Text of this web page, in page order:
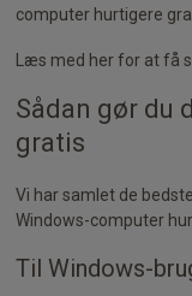
computer hurtigere
Læs med her for at få
Sådan gør du
gratis
Vi har samlet de
Windows-computer
Til Windows-